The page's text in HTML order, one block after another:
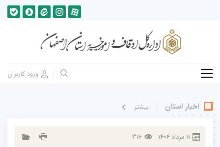
اخبار استان بيشتر
11مرداد1404
316